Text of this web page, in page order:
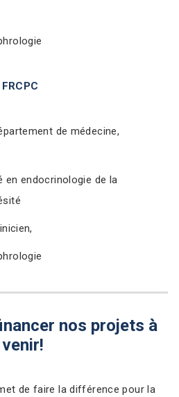
de médecine,
en endocrinologie de la
nos projets à
venir!
de faire la différence pour la